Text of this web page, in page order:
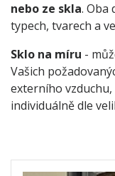
nebo ze skla. Oba
typech, tvarech a
Sklo na míru -
Vašich
externího
individuálně dle